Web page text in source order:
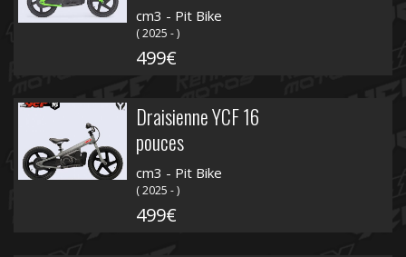
cm3 - Pit Bike
( 2025 - )
499€
Draisienne YCF 16
pouces
cm3 - Pit Bike
( 2025 - )
499€